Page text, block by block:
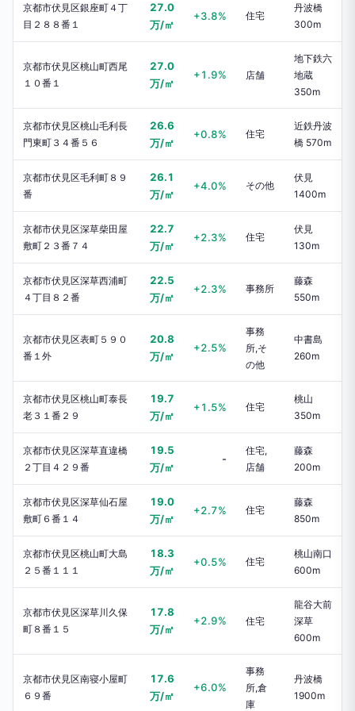
京都市伏見区銀座町４丁
目２８８番１
27.0
万/㎡
+3.8% 住宅
丹波橋
300m
京都市伏見区桃山町西尾
１０番１
27.0
万/㎡
+1.9% 店舗
地下鉄六
地蔵
350m
京都市伏見区桃山毛利長
門東町３４番５６
26.6
万/㎡
+0.8% 住宅
近鉄丹波
橋 570m
京都市伏見区毛利町８９
番
26.1
万/㎡
+4.0% その他
伏見
1400m
京都市伏見区深草柴田屋
敷町２３番７４
22.7
万/㎡
+2.3% 住宅
伏見
130m
京都市伏見区深草西浦町
４丁目８２番
22.5
万/㎡
+2.3% 事務所
藤森
550m
京都市伏見区表町５９０
番１外
20.8
万/㎡
+2.5%
事務
所,そ
の他
中書島
260m
京都市伏見区桃山町泰長
老３１番２９
19.7
万/㎡
+1.5% 住宅
桃山
350m
京都市伏見区深草直違橋
２丁目４２９番
19.5
万/㎡
-
住宅,
店舗
藤森
200m
京都市伏見区深草仙石屋
敷町６番１４
19.0
万/㎡
+2.7% 住宅
藤森
850m
京都市伏見区桃山町大島
２５番１１１
18.3
万/㎡
+0.5% 住宅
桃山南口
600m
京都市伏見区深草川久保
町８番１５
17.8
万/㎡
+2.9% 住宅
龍谷大前
深草
600m
京都市伏見区南寝小屋町
６９番
17.6
万/㎡
+6.0%
事務
所,倉
庫
丹波橋
1900m